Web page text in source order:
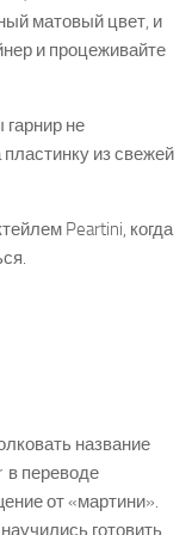
матовый цвет, и
и процеживайте
не
из свежей
Peartini, когда
название
в переводе
от «мартини».
готовить